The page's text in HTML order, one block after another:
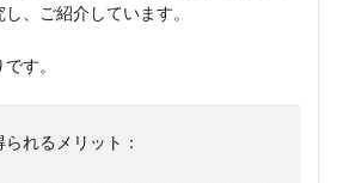
、ご紹介しています。
す。
れるメリット：